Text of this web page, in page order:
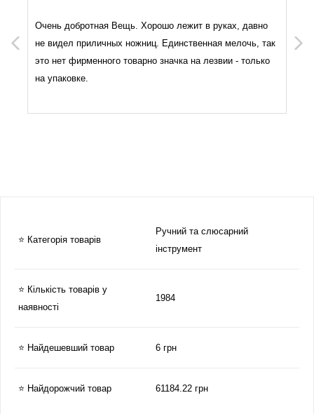
Previous
Очень добротная Вещь. Хорошо лежит в руках, давно
не видел приличных ножниц. Единственная мелочь, так
это нет фирменного товарно значка на лезвии - только
на упаковке.
Next
⭐ Категорія товарів
Ручний та слюсарний
інструмент
⭐ Кількість товарів у
наявності
1984
⭐ Найдешевший товар 6 грн
⭐ Найдорожчий товар 61184.22 грн